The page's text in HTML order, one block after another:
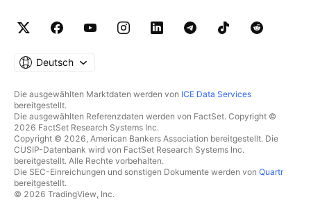
Deutsch
Die ausgewählten Marktdaten werden von ICE Data Services
bereitgestellt.
Die ausgewählten Referenzdaten werden von FactSet. Copyright ©
2026 FactSet Research Systems Inc.
Copyright © 2026, American Bankers Association bereitgestellt. Die
CUSIP-Datenbank wird von FactSet Research Systems Inc.
bereitgestellt. Alle Rechte vorbehalten.
Die SEC-Einreichungen und sonstigen Dokumente werden von Quartr
bereitgestellt.
© 2026 TradingView, Inc.